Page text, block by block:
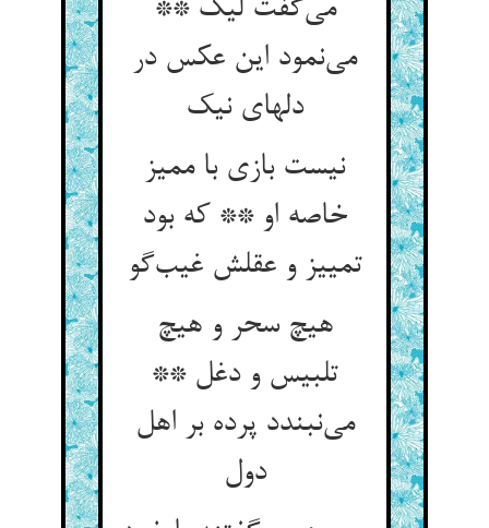
می‌گفت لیک **
می‌نمود این عکس در
دلهای نیک
نیست بازی با ممیز
خاصه او ** که بود
تمییز و عقلش غیب‌گو
هیچ سحر و هیچ
تلبیس و دغل **
می‌نبندد پرده بر اهل
دول